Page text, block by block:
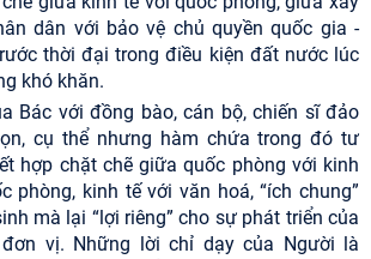
dân với bảo vệ chủ quyền quốc gia -
thời đại trong điều kiện đất nước lúc
khó khăn.
Bác với đồng bào, cán bộ, chiến sĩ đảo
cụ thể nhưng hàm chứa trong đó tư
hợp chặt chẽ giữa quốc phòng với kinh
phòng, kinh tế với văn hoá, “ích chung”
mà lại “lợi riêng” cho sự phát triển của
vị. Những lời chỉ dạy của Người là